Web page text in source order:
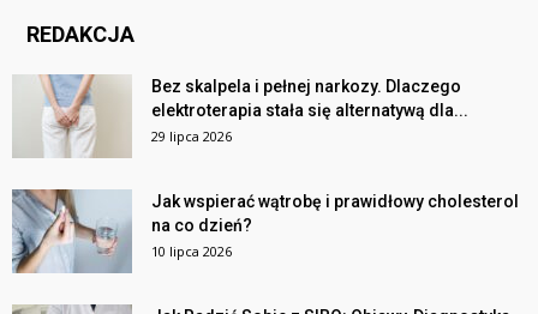
REDAKCJA
Bez skalpela i pełnej narkozy. Dlaczego
elektroterapia stała się alternatywą dla...
29 lipca 2026
Jak wspierać wątrobę i prawidłowy cholesterol
na co dzień?
10 lipca 2026